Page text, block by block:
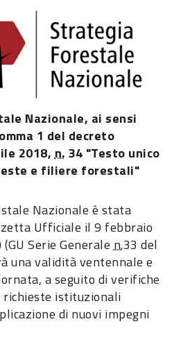
Nazionale, ai sensi
1 del decreto
2018,n. 34 "Testo unico
e filiere forestali"
Nazionale è stata
Ufficiale il 9 febbraio
Serie Generalen.33 del
una validità ventennale e
a seguito di verifiche
richieste istituzionali
di nuovi impegni